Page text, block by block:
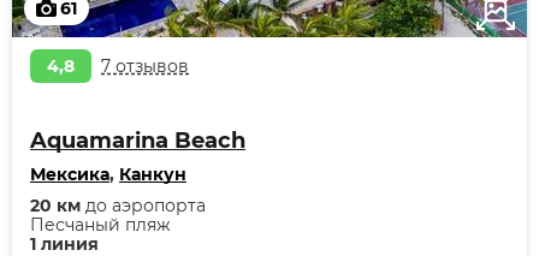
61
4,8 7 отзывов
Aquamarina Beach
Мексика, Канкун
1 линия
Песчаный пляж
20 км до аэропорта